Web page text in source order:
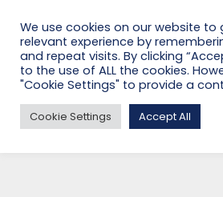
We use cookies on our website to
relevant experience by
and repeat visits. By clicking
to the use of ALL the cookies.
"Cookie Settings" to provide a
Cookie Settings Accept All